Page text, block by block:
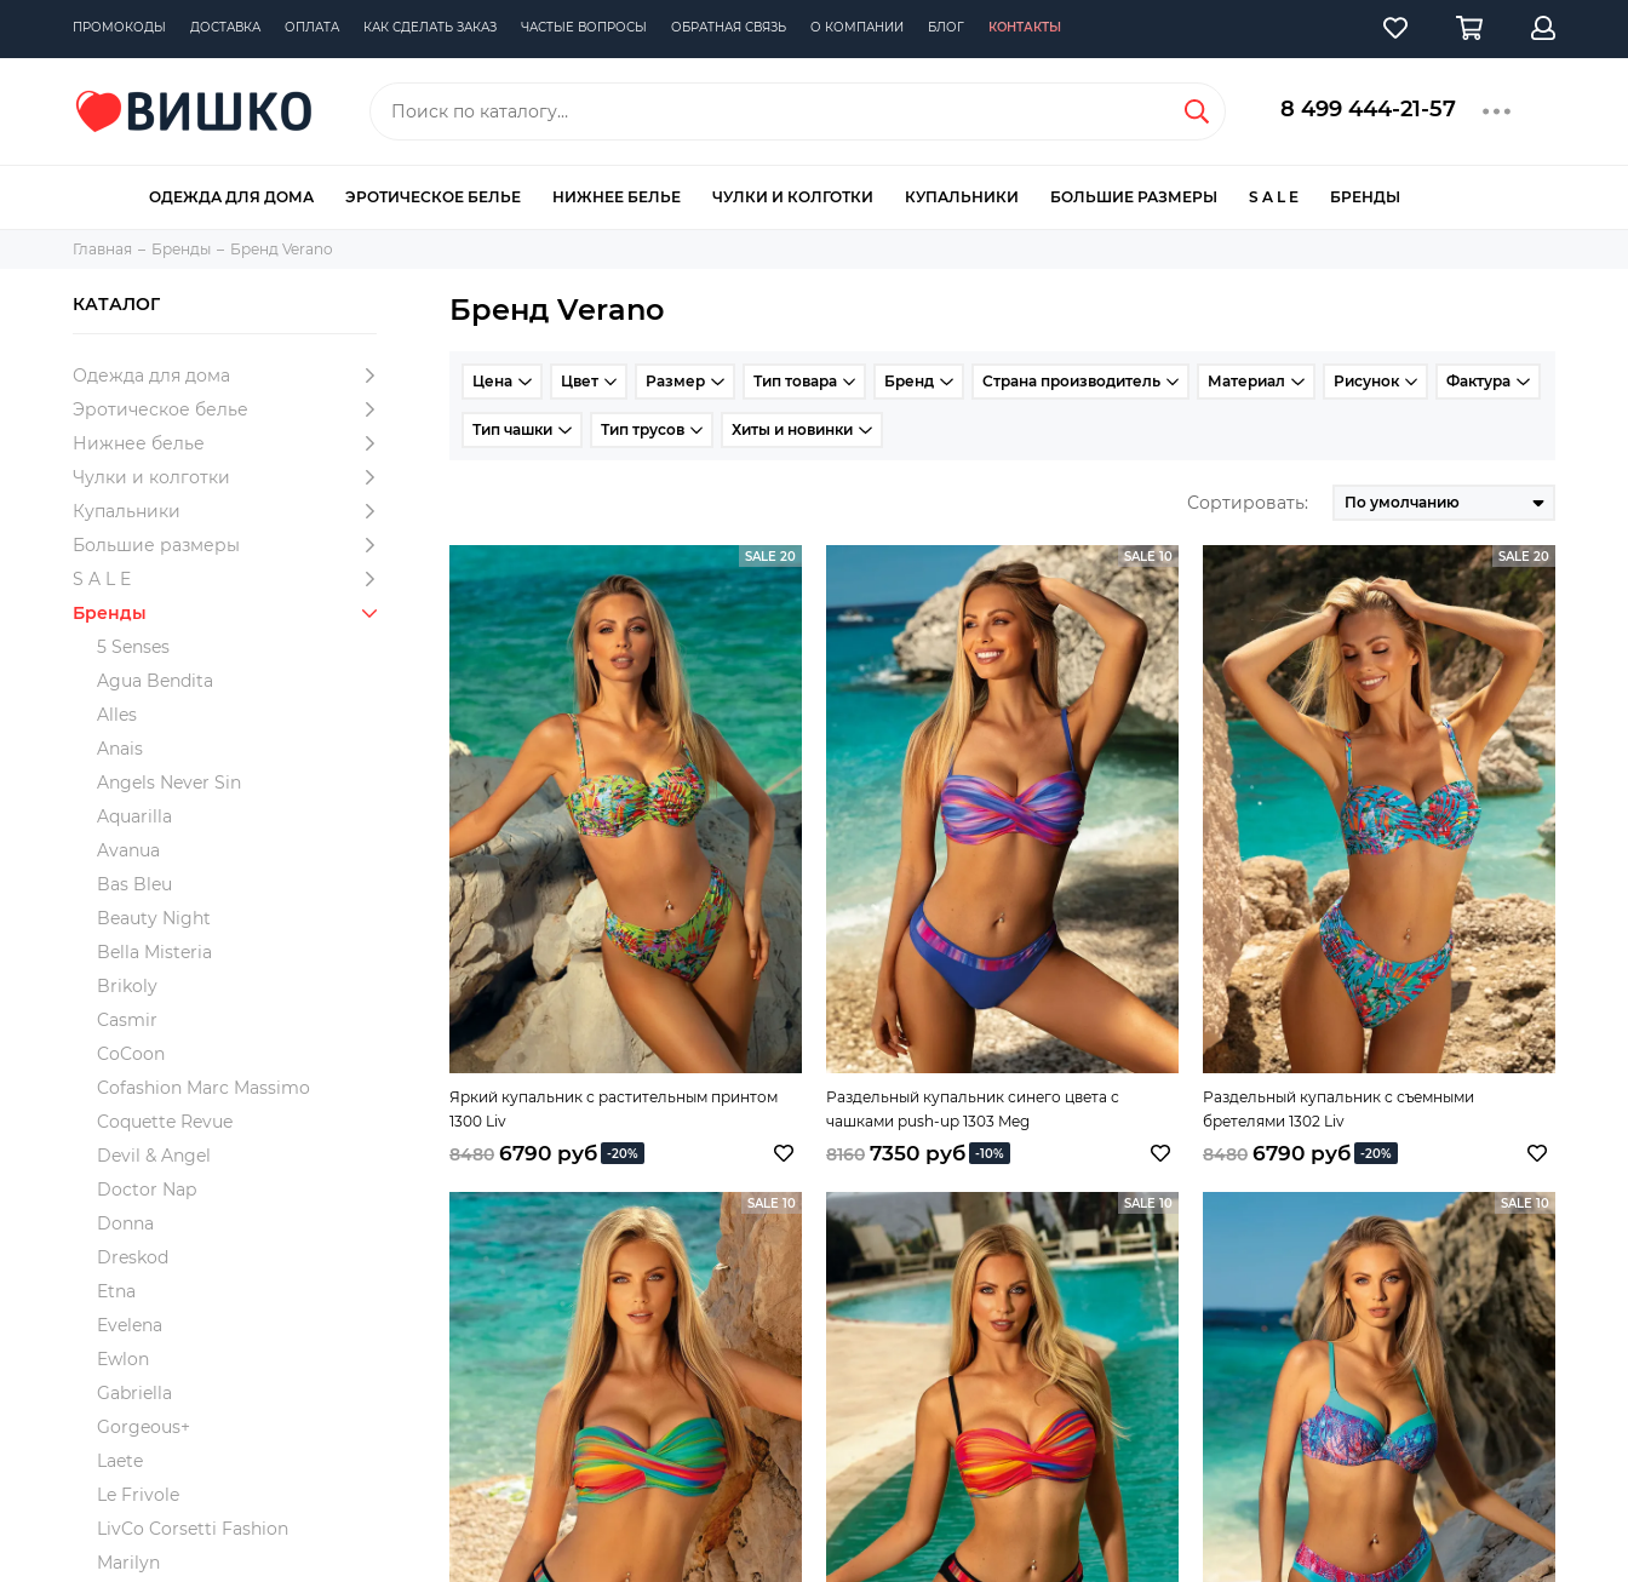
ПРОМОКОДЫ ДОСТАВКА ОПЛАТА КАК СДЕЛАТЬ ЗАКАЗ ЧАСТЫЕ ВОПРОСЫ ОБРАТНАЯ СВЯЗЬ О КОМПАНИИ БЛОГ КОНТАКТЫ
8 499 444-21-57
ОДЕЖДА ДЛЯ ДОМА ЭРОТИЧЕСКОЕ БЕЛЬЕ НИЖНЕЕ БЕЛЬЕ ЧУЛКИ И КОЛГОТКИ КУПАЛЬНИКИ БОЛЬШИЕ РАЗМЕРЫ S A L E БРЕНДЫ
Главная Бренды Бренд Verano
КАТАЛОГ
Одежда для дома
Эротическое белье
Нижнее белье
Чулки и колготки
Купальники
Большие размеры
S A L E
Бренды
5 Senses
Agua Bendita
Alles
Anais
Angels Never Sin
Aquarilla
Avanua
Bas Bleu
Beauty Night
Bella Misteria
Brikoly
Casmir
CoCoon
Cofashion Marc Massimo
Coquette Revue
Devil & Angel
Doctor Nap
Donna
Dreskod
Etna
Evelena
Ewlon
Gabriella
Gorgeous+
Laete
Le Frivole
LivCo Corsetti Fashion
Marilyn
Бренд Verano
Цена Цвет Размер Тип товара Бренд Страна производитель Материал Рисунок Фактура
Тип чашки Тип трусов Хиты и новинки
Сортировать:
SALE 20
Яркий купальник с растительным принтом
1300 Liv
8480 6790 руб -20%
SALE 10
Раздельный купальник синего цвета с
чашками push-up 1303 Meg
8160 7350 руб -10%
SALE 20
Раздельный купальник с съемными
бретелями 1302 Liv
8480 6790 руб -20%
SALE 10 SALE 10 SALE 10